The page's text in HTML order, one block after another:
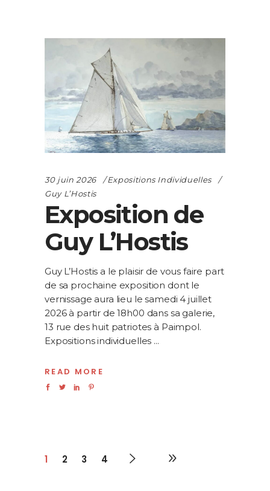
30 juin 2026
Expositions Individuelles
Guy L’Hostis
Exposition de
Guy L’Hostis
Guy L’Hostis a le plaisir de vous faire part
de sa prochaine exposition dont le
vernissage aura lieu le samedi 4 juillet
2026 à partir de 18h00 dans sa galerie,
13 rue des huit patriotes à Paimpol.
Expositions individuelles
READ MORE
1 2 3 4